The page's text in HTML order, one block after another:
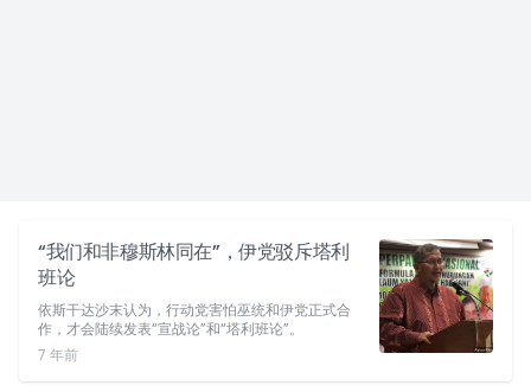
“我们和非穆斯林同在”，伊党驳斥塔利
班论
依斯干达沙末认为，行动党害怕巫统和伊党正式合
作，才会陆续发表“宣战论”和“塔利班论”。
7 年前